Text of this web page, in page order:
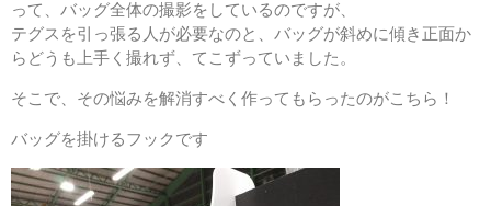
って、バッグ全体の撮影をしているのですが、
テグスを引っ張る人が必要なのと、バッグが斜めに傾き正面か
らどうも上手く撮れず、てこずっていました。
そこで、その悩みを解消すべく作ってもらったのがこちら！
バッグを掛けるフックです